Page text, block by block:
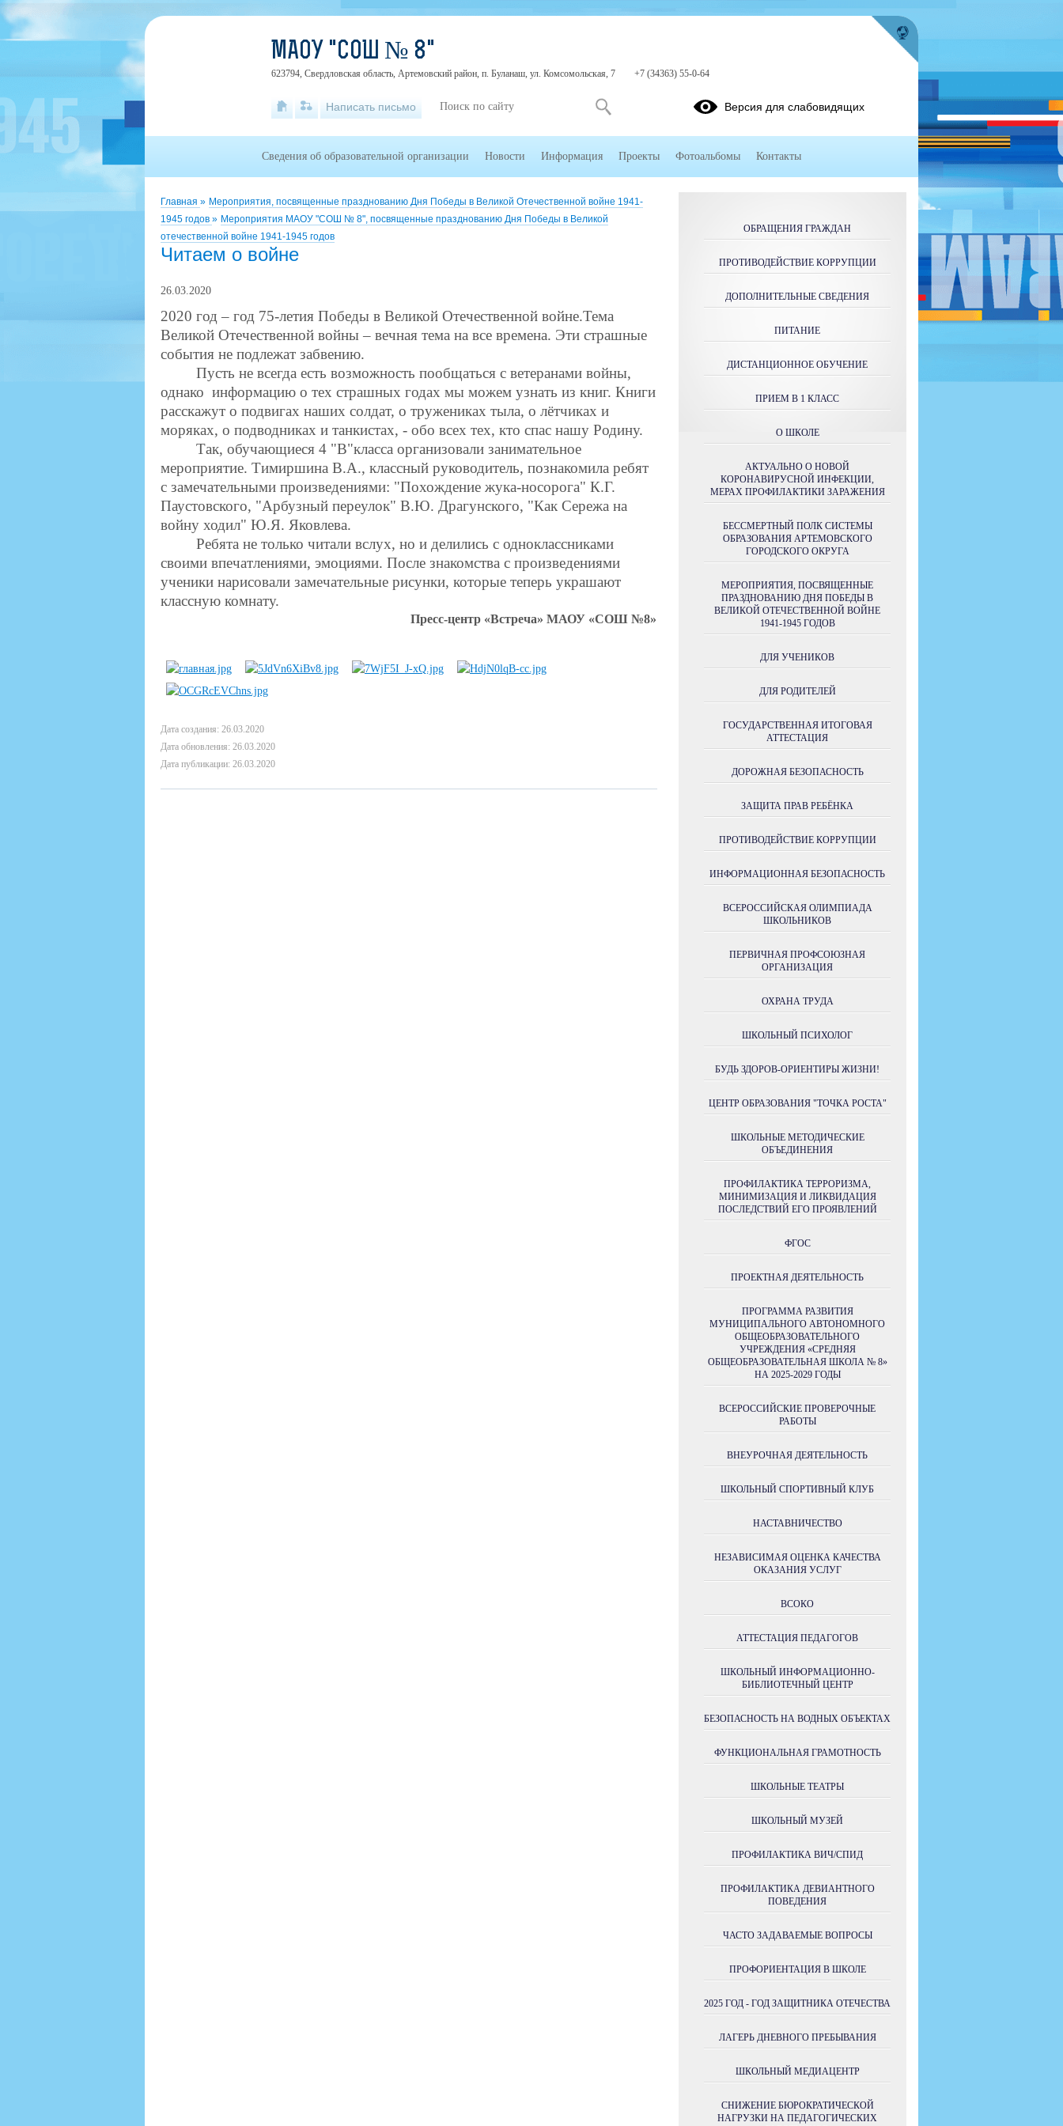
Главная » Мероприятия, посвященные празднованию Дня Победы в Великой Отечественной войне 1941-
1945 годов » Мероприятия МАОУ "СОШ № 8", посвященные празднованию Дня Победы в Великой
отечественной войне 1941-1945 годов
Читаем о войне
26.03.2020
2020 год – год 75-летия Победы в Великой Отечественной войне.Тема
Великой Отечественной войны – вечная тема на все времена. Эти страшные
события не подлежат забвению.
Пусть не всегда есть возможность пообщаться с ветеранами войны,
однако информацию о тех страшных годах мы можем узнать из книг. Книги
расскажут о подвигах наших солдат, о тружениках тыла, о лётчиках и
моряках, о подводниках и танкистах, - обо всех тех, кто спас нашу Родину.
Так, обучающиеся 4 "В"класса организовали занимательное
мероприятие. Тимиршина В.А., классный руководитель, познакомила ребят
с замечательными произведениями: "Похождение жука-носорога" К.Г.
Паустовского, "Арбузный переулок" В.Ю. Драгунского, "Как Сережа на
войну ходил" Ю.Я. Яковлева.
Ребята не только читали вслух, но и делились с одноклассниками
своими впечатлениями, эмоциями. После знакомства с произведениями
ученики нарисовали замечательные рисунки, которые теперь украшают
классную комнату.
Пресс-центр «Встреча» МАОУ «СОШ №8»
Дата создания: 26.03.2020
Дата обновления: 26.03.2020
Дата публикации: 26.03.2020
ОБРАЩЕНИЯ ГРАЖДАН
ПРОТИВОДЕЙСТВИЕ КОРРУПЦИИ
ДОПОЛНИТЕЛЬНЫЕ СВЕДЕНИЯ
ПИТАНИЕ
ДИСТАНЦИОННОЕ ОБУЧЕНИЕ
ПРИЕМ В 1 КЛАСС
О ШКОЛЕ
АКТУАЛЬНО О НОВОЙ
КОРОНАВИРУСНОЙ ИНФЕКЦИИ,
МЕРАХ ПРОФИЛАКТИКИ ЗАРАЖЕНИЯ
БЕССМЕРТНЫЙ ПОЛК СИСТЕМЫ
ОБРАЗОВАНИЯ АРТЕМОВСКОГО
ГОРОДСКОГО ОКРУГА
МЕРОПРИЯТИЯ, ПОСВЯЩЕННЫЕ
ПРАЗДНОВАНИЮ ДНЯ ПОБЕДЫ В
ВЕЛИКОЙ ОТЕЧЕСТВЕННОЙ ВОЙНЕ
1941-1945 ГОДОВ
ДЛЯ УЧЕНИКОВ
ДЛЯ РОДИТЕЛЕЙ
ГОСУДАРСТВЕННАЯ ИТОГОВАЯ
АТТЕСТАЦИЯ
ДОРОЖНАЯ БЕЗОПАСНОСТЬ
ЗАЩИТА ПРАВ РЕБЁНКА
ПРОТИВОДЕЙСТВИЕ КОРРУПЦИИ
ИНФОРМАЦИОННАЯ БЕЗОПАСНОСТЬ
ВСЕРОССИЙСКАЯ ОЛИМПИАДА
ШКОЛЬНИКОВ
ПЕРВИЧНАЯ ПРОФСОЮЗНАЯ
ОРГАНИЗАЦИЯ
ОХРАНА ТРУДА
ШКОЛЬНЫЙ ПСИХОЛОГ
БУДЬ ЗДОРОВ-ОРИЕНТИРЫ ЖИЗНИ!
ЦЕНТР ОБРАЗОВАНИЯ "ТОЧКА РОСТА"
ШКОЛЬНЫЕ МЕТОДИЧЕСКИЕ
ОБЪЕДИНЕНИЯ
ПРОФИЛАКТИКА ТЕРРОРИЗМА,
МИНИМИЗАЦИЯ И ЛИКВИДАЦИЯ
ПОСЛЕДСТВИЙ ЕГО ПРОЯВЛЕНИЙ
ФГОС
ПРОЕКТНАЯ ДЕЯТЕЛЬНОСТЬ
ПРОГРАММА РАЗВИТИЯ
МУНИЦИПАЛЬНОГО АВТОНОМНОГО
ОБЩЕОБРАЗОВАТЕЛЬНОГО
УЧРЕЖДЕНИЯ «СРЕДНЯЯ
ОБЩЕОБРАЗОВАТЕЛЬНАЯ ШКОЛА № 8»
НА 2025-2029 ГОДЫ
ВСЕРОССИЙСКИЕ ПРОВЕРОЧНЫЕ
РАБОТЫ
ВНЕУРОЧНАЯ ДЕЯТЕЛЬНОСТЬ
ШКОЛЬНЫЙ СПОРТИВНЫЙ КЛУБ
НАСТАВНИЧЕСТВО
НЕЗАВИСИМАЯ ОЦЕНКА КАЧЕСТВА
ОКАЗАНИЯ УСЛУГ
ВСОКО
АТТЕСТАЦИЯ ПЕДАГОГОВ
ШКОЛЬНЫЙ ИНФОРМАЦИОННО-
БИБЛИОТЕЧНЫЙ ЦЕНТР
БЕЗОПАСНОСТЬ НА ВОДНЫХ ОБЪЕКТАХ
ФУНКЦИОНАЛЬНАЯ ГРАМОТНОСТЬ
ШКОЛЬНЫЕ ТЕАТРЫ
ШКОЛЬНЫЙ МУЗЕЙ
ПРОФИЛАКТИКА ВИЧ/СПИД
ПРОФИЛАКТИКА ДЕВИАНТНОГО
ПОВЕДЕНИЯ
ЧАСТО ЗАДАВАЕМЫЕ ВОПРОСЫ
ПРОФОРИЕНТАЦИЯ В ШКОЛЕ
2025 ГОД - ГОД ЗАЩИТНИКА ОТЕЧЕСТВА
ЛАГЕРЬ ДНЕВНОГО ПРЕБЫВАНИЯ
ШКОЛЬНЫЙ МЕДИАЦЕНТР
СНИЖЕНИЕ БЮРОКРАТИЧЕСКОЙ
НАГРУЗКИ НА ПЕДАГОГИЧЕСКИХ
МАОУ "СОШ № 8"
623794, Свердловская область, Артемовский район, п. Буланаш, ул. Комсомольская, 7 +7 (34363) 55-0-64
Написать письмо Версия для слабовидящих
Сведения об образовательной организации Новости Информация Проекты Фотоальбомы Контакты